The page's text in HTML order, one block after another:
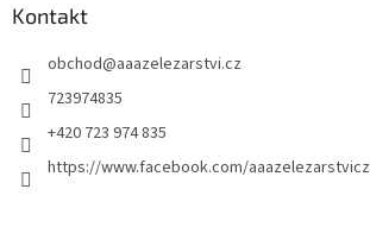
Kontakt
obchod@aaazelezarstvi.cz
723974835
+420 723 974 835
https://www.facebook.com/aaazelezarstvicz